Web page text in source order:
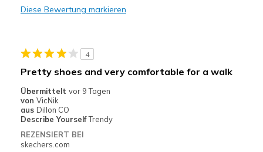
Feels true to size
View On Shoes
Shoes are for Wearing
Diese Bewertung markieren
4
Pretty shoes and very comfortable for a walk
Übermittelt vor 9 Tagen
von VicNik
aus Dillon CO
Describe YourselfTrendy
REZENSIERT BEI
skechers.com